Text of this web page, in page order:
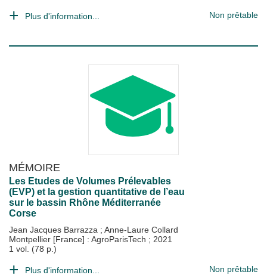
Plus d'information... Non prêtable
MÉMOIRE
Les Etudes de Volumes Prélevables
(EVP) et la gestion quantitative de l’eau
sur le bassin Rhône Méditerranée
Corse
Jean Jacques Barrazza ; Anne-Laure Collard
Montpellier [France] : AgroParisTech ; 2021
1 vol. (78 p.)
Plus d'information... Non prêtable